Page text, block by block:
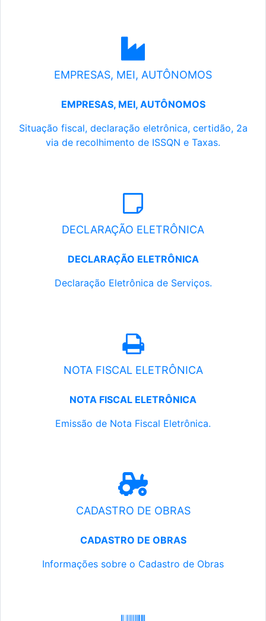
EMPRESAS, MEI, AUTÔNOMOS
EMPRESAS, MEI, AUTÔNOMOS
Situação fiscal, declaração eletrônica, certidão, 2a
via de recolhimento de ISSQN e Taxas.
DECLARAÇÃO ELETRÔNICA
DECLARAÇÃO ELETRÔNICA
Declaração Eletrônica de Serviços.
NOTA FISCAL ELETRÔNICA
NOTA FISCAL ELETRÔNICA
Emissão de Nota Fiscal Eletrônica.
CADASTRO DE OBRAS
CADASTRO DE OBRAS
Informações sobre o Cadastro de Obras